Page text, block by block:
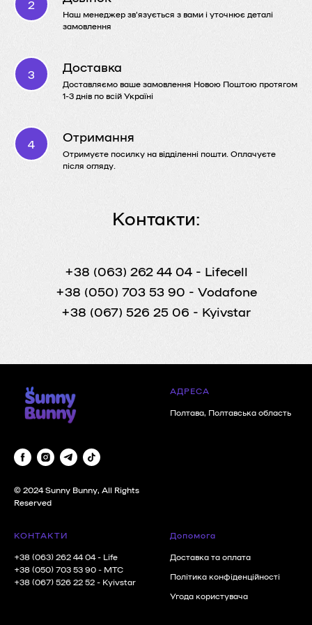
Наш менеджер зв'язується з вами і уточнює деталі
замовлення
Доставка
Доставляємо ваше замовлення Новою Поштою протягом
1-3 днів по всій Україні
Отримання
Отримуєте посилку на відділенні пошти. Оплачуєте
після огляду.
Контакти:
+38 (063) 262 44 04- Lifecell
+38 (050) 703 53 90 - Vodafone
+38 (067) 526 25 06 - Kyivstar
© 2024 Sunny Bunny, All Rights
Reserved
АДРЕСА
Полтава, Полтавська область
КОНТАКТИ
+38 (063) 262 44 04- Life
+38 (050) 703 53 90 - MTC
+38 (067) 526 22 52 - Kyivstar
Допомога
Доставка та оплата
Політика конфіденційності
Угода користувача